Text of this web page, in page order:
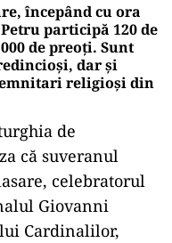
începând cu ora
participă 120 de
de preoți. Sunt
dar și
religioși din
de
că suveranul
celebratorul
Giovanni
Cardinalilor,